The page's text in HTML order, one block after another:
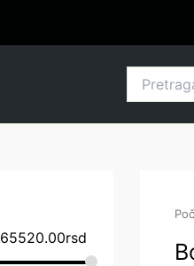
za:
65520.00rsd